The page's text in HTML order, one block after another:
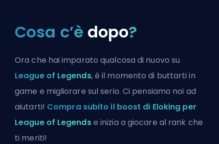
Cosa c’è dopo?
Ora che hai imparato qualcosa di nuovo su
League of Legends, è il momento di buttarti in
game e migliorare sul serio. Ci pensiamo noi ad
aiutarti! Compra subito il boost di Eloking per
League of Legendse inizia a giocare al rank che
ti meriti!